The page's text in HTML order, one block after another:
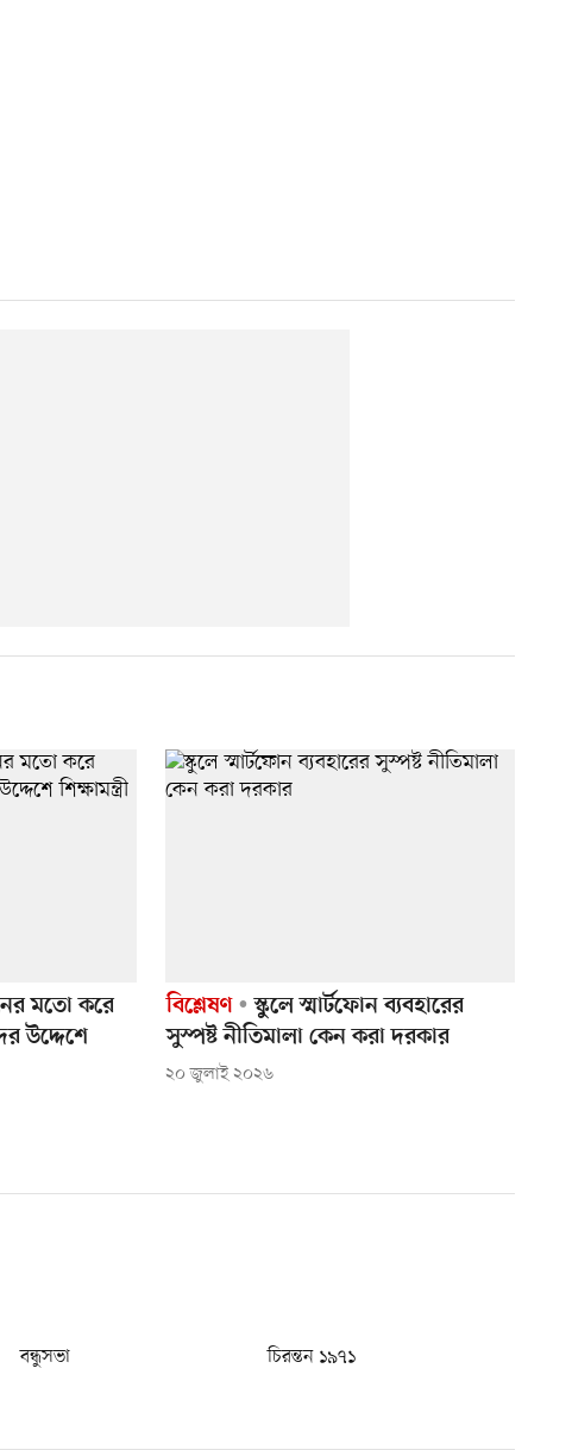
মতো করে
উদ্দেশে
বিশ্লেষণ
স্কুলে স্মার্টফোন ব্যবহারের
সুস্পষ্ট নীতিমালা কেন করা দরকার
২০ জুলাই ২০২৬
বন্ধুসভা
চিরন্তন ১৯৭১